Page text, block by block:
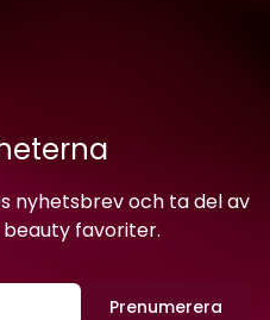
nyhetsbrev och ta del av
favoriter.
Prenumerera